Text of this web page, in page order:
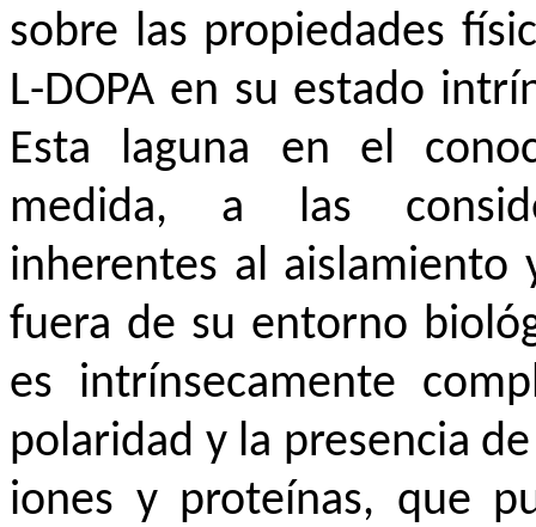
sobre las propiedades
L-DOPA en su estado
Esta laguna en el
medida, a las
inherentes al aislamiento
fuera de su entorno
es intrínsecamente
polaridad y la presencia
iones y proteínas, que